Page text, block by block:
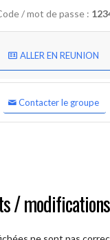
/ mot de passe :
ALLER EN REUNION
Contacter le groupe
/ modifications